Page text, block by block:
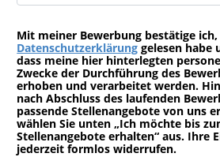
Mit meiner Bewerbung bestätige ich,
Datenschutzerklärung gelesen habe
dass meine hier hinterlegten
Zwecke der Durchführung des
erhoben und verarbeitet werden.
nach Abschluss des laufenden
passende Stellenangebote von uns
wählen Sie unten „Ich möchte bis
Stellenangebote erhalten“ aus. Ihre
jederzeit formlos widerrufen.